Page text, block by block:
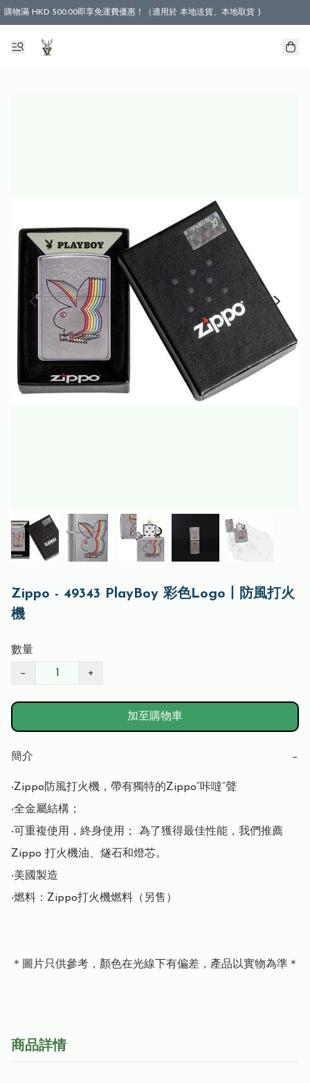
購物滿 HKD 500.00即享免運費優惠！（適用於 本地送貨、本地取貨 )
Zippo - 49343 PlayBoy 彩色Logo丨防風打火
機
數量
− +
加至購物車
簡介 −
‧Zippo防風打火機，帶有獨特的Zippo“咔噠”聲
‧全金屬結構；
‧可重複使用，終身使用； 為了獲得最佳性能，我們推薦
Zippo 打火機油、燧石和燈芯。
‧美國製造
‧燃料：Zippo打火機燃料（另售）
＊圖片只供參考，顏色在光線下有偏差，產品以實物為準＊
商品詳情